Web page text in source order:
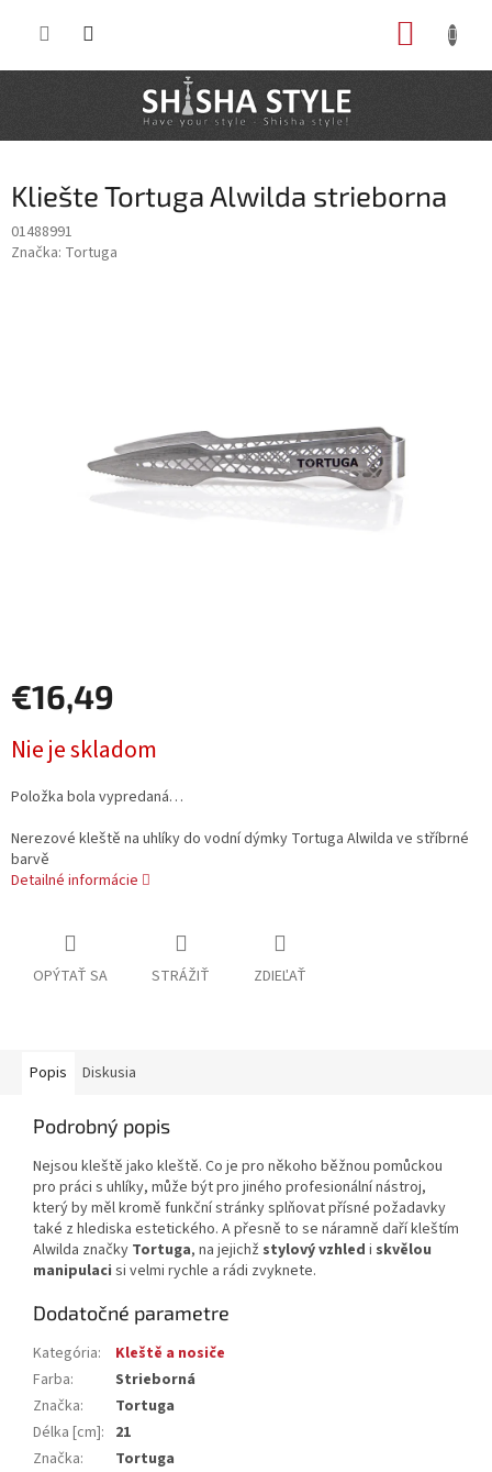
Kliešte Tortuga Alwilda strieborna
01488991
Značka: Tortuga
€16,49
cena:
Nie je skladom
Položka bola vypredaná…
Nerezové kleště na uhlíky do vodní dýmky Tortuga Alwilda ve stříbrné
barvě
Detailné informácie
OPÝTAŤ SA STRÁŽIŤ ZDIEĽAŤ
Popis Diskusia
Podrobný popis
Nejsou kleště jako kleště. Co je pro někoho běžnou pomůckou
pro práci s uhlíky, může být pro jiného profesionální nástroj,
který by měl kromě funkční stránky splňovat přísné požadavky
také z hlediska estetického. A přesně to se náramně daří kleštím
Alwilda značky Tortuga, na jejichž stylový vzhled i skvělou
manipulaci si velmi rychle a rádi zvyknete.
Dodatočné parametre
Kategória:
Kleště a nosiče
Farba:
Strieborná
Značka:
Tortuga
Délka [cm]: 21
Značka:
Tortuga